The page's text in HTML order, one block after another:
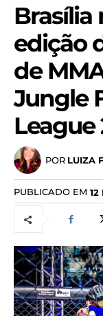
Brasília
edição
de
Jungle
League
POR LUIZA
PUBLICADO EM 12